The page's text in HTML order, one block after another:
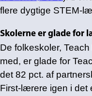
flere dygtige STEM-
Skolerne er glade for
De folkeskoler,
med, er glade for
det 82 pct. af
First-lærere igen i det